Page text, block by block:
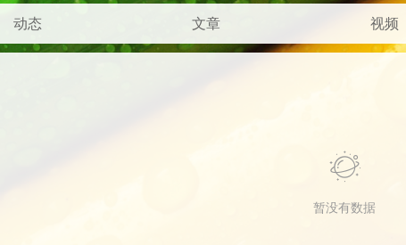
动态 文章 视频
暂没有数据